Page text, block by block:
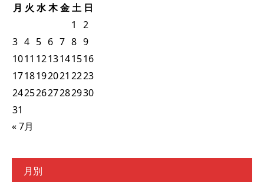
月 火 水木金土 日
1
2
3 4 5 6 7 8 9
1011 1213141516
1718192021 2223
24252627282930
31
« 7月
月別